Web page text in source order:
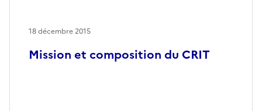
Mission et composition du CRIT
18 décembre 2015